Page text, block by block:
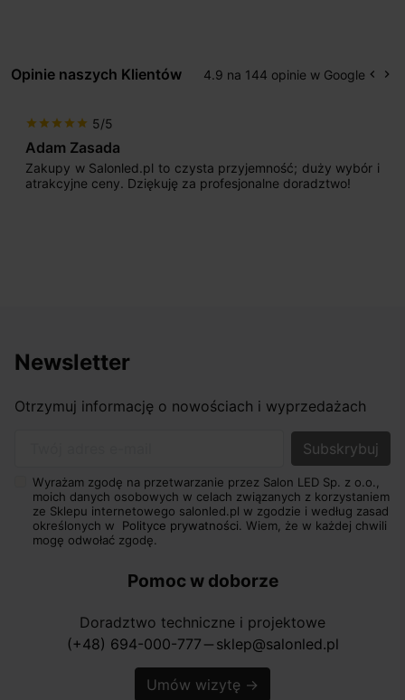
Opinie naszych Klientów 4.9 na 144 opinie w Google keyboard_arrow_left keyboard_arrow_right
star star star star star 5/5
Adam Zasada
Zakupy w Salonled.pl to czysta przyjemność; duży wybór i
atrakcyjne ceny. Dziękuję za profesjonalne doradztwo!
Newsletter
Otrzymuj informację o nowościach i wyprzedażach
Wyrażam zgodę na przetwarzanie przez Salon LED Sp. z o.o.,
moich danych osobowych w celach związanych z korzystaniem
ze Sklepu internetowego salonled.pl w zgodzie i według zasad
określonych w Polityce prywatności. Wiem, że w każdej chwili
mogę odwołać zgodę.
Pomoc w doborze
Doradztwo techniczne i projektowe
(+48) 694-000-777 horizontal_rule sklep@salonled.pl
Umów wizytę →